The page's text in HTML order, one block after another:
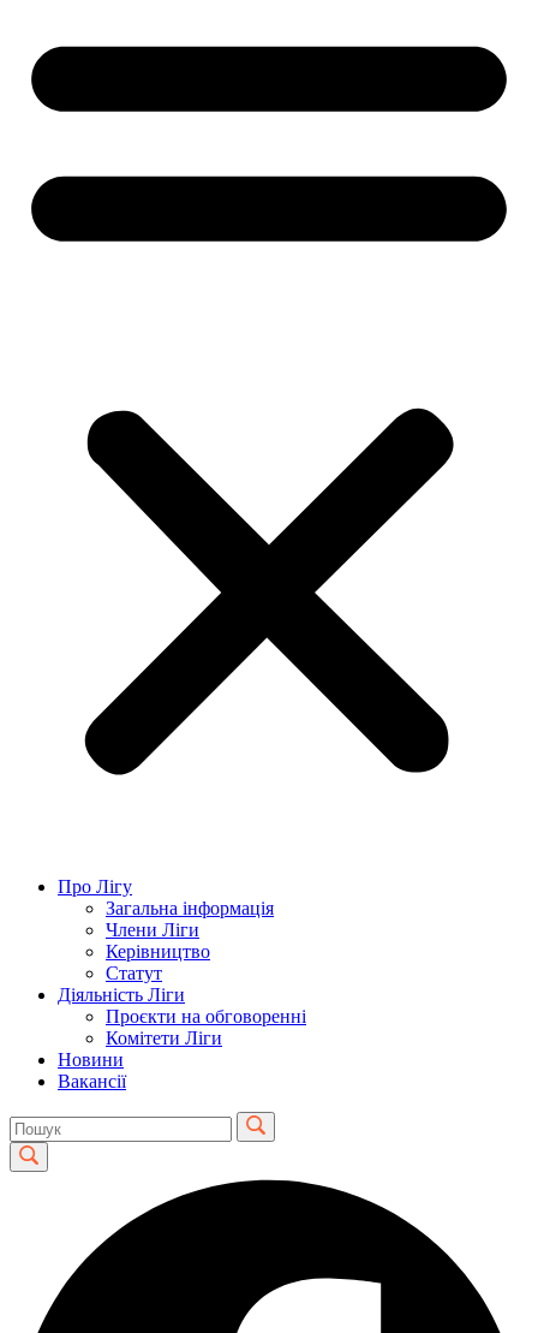
Про Лігу
Загальна інформація
Члени Ліги
Керівництво
Статут
Діяльність Ліги
Проєкти на обговоренні
Комітети Ліги
Новини
Вакансії